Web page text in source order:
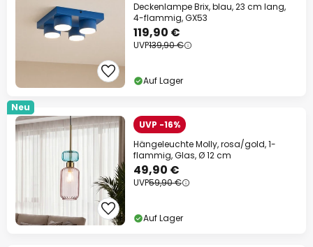
Deckenlampe Brix, blau, 23 cm lang,
4-flammig, GX53
119,90 €
UVP139,90 €
Auf Lager
Neu
UVP -16%
Hängeleuchte Molly, rosa/gold, 1-
flammig, Glas, Ø 12 cm
49,90 €
UVP59,90 €
Auf Lager